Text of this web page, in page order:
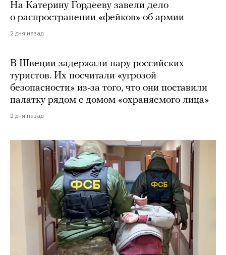
На Катерину Гордееву завели дело
о распространении «фейков» об армии
2 дня назад
В Швеции задержали пару российских
туристов. Их посчитали «угрозой
безопасности» из-за того, что они поставили
палатку рядом с домом «охраняемого лица»
2 дня назад